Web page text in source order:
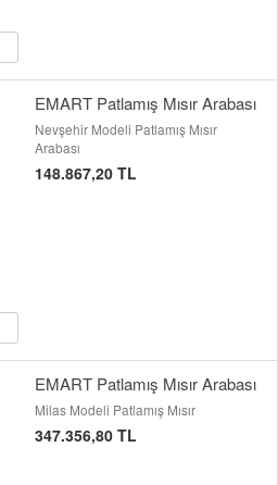
EMART Patlamış Mısır Arabası
Nevşehir Modeli Patlamış Mısır
Arabası
148.867,20 TL
EMART Patlamış Mısır Arabası
Milas Modeli Patlamış Mısır
347.356,80 TL